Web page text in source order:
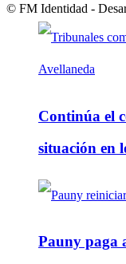
Continúa el
situación en
Pauny paga
© FM Identidad -